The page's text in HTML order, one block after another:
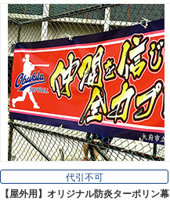
代引不可
【屋外用】オリジナル防炎ターポリン幕